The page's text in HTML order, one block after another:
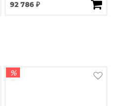
92 786 ₽
%